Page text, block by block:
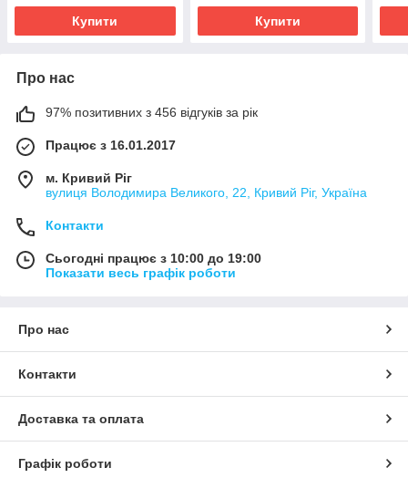
Купити Купити
Про нас
97% позитивних з 456 відгуків за рік
Працює з 16.01.2017
м. Кривий Ріг
вулиця Володимира Великого, 22, Кривий Ріг, Україна
Контакти
Сьогодні працює з 10:00 до 19:00
Показати весь графік роботи
Про нас
Контакти
Доставка та оплата
Графік роботи